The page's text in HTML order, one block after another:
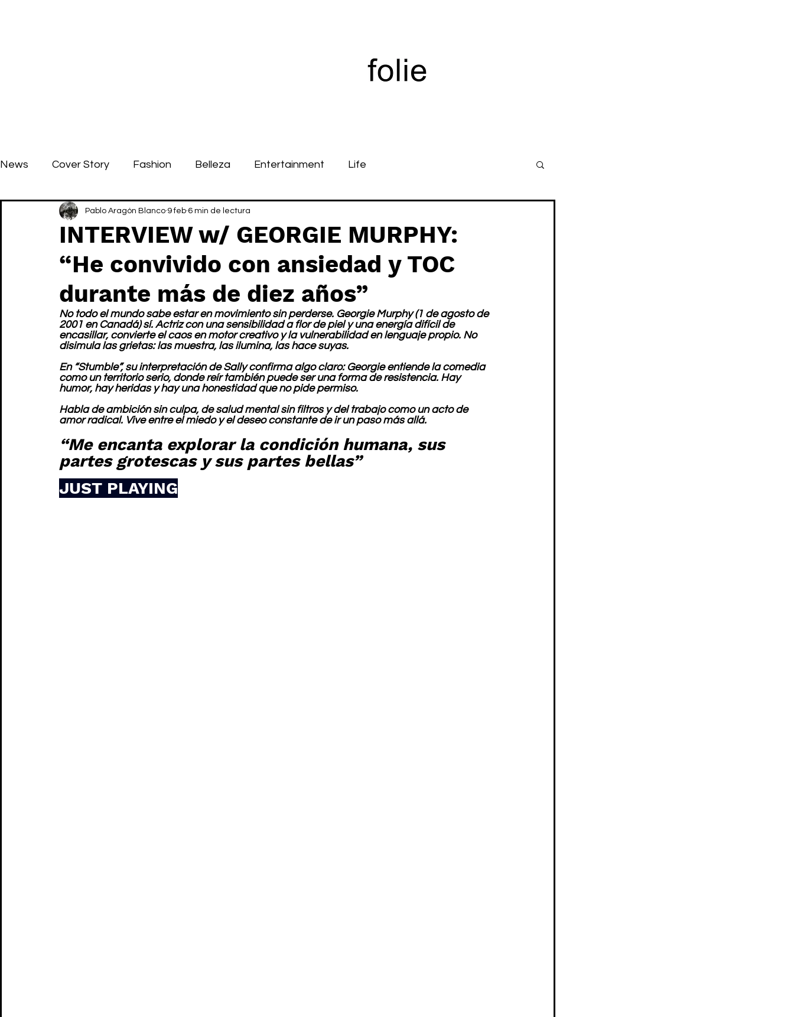
News Cover Story Fashion Belleza Entertainment Life
INTERVIEW w/ GEORGIE MURPHY:
“He convivido con ansiedad y TOC
durante más de diez años”
Pablo Aragón Blanco 9 feb 6 min de lectura
No todo el mundo sabe estar en movimiento sin perderse. Georgie Murphy (1 de agosto de
2001 en Canadá) sí. Actriz con una sensibilidad a flor de piel y una energía difícil de
encasillar, convierte el caos en motor creativo y la vulnerabilidad en lenguaje propio. No
disimula las grietas: las muestra, las ilumina, las hace suyas.
En “Stumble”, su interpretación de Sally confirma algo claro: Georgie entiende la comedia
como un territorio serio, donde reír también puede ser una forma de resistencia. Hay
humor, hay heridas y hay una honestidad que no pide permiso.
Habla de ambición sin culpa, de salud mental sin filtros y del trabajo como un acto de
amor radical. Vive entre el miedo y el deseo constante de ir un paso más allá.
“Me encanta explorar la condición humana, sus
partes grotescas y sus partes bellas”
JUST PLAYING